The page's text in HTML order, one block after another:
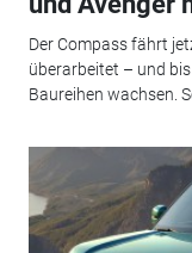
Der Compass fährt
überarbeitet – und
Baureihen wachsen.